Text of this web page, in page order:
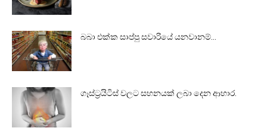
බබා එක්ක සාප්පු සවාරියේ යනවානම්…
ගෑස්ට්‍රයිටිස් වලට සහනයක් ලබා දෙන ආහාර.